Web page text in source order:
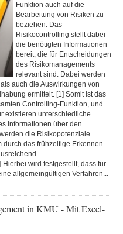
Funktion auch auf die
Bearbeitung von Risiken zu
beziehen. Das
Risikocontrolling stellt dabei
die benötigten Informationen
bereit, die für Entscheidungen
des Risikomanagements
relevant sind. Dabei werden
auch die Auswirkungen von
ermittelt. [1] Somit ist das
Controlling-Funktion, und
existieren unterschiedliche
Informationen über den
die Risikopotenziale
durch das frühzeitige Erkennen
wird festgestellt, dass für
allgemeingültigen Verfahren...
in KMU - Mit Excel-